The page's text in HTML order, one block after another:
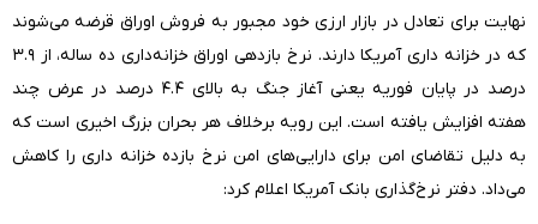
نهایت برای تعادل در بازار ارزی خود مجبور به فروش اوراق قرضه می‌شوند
که در خزانه داری آمریکا دارند. نرخ بازدهی اوراق خزانه‌داری ده ساله، از ۳.۹
درصد در پایان فوریه یعنی آغاز جنگ به بالای ۴.۴ درصد در عرض چند
هفته افزایش یافته است. این رویه برخلاف هر بحران بزرگ اخیری است که
به دلیل تقاضای امن برای دارایی‌های امن نرخ بازده خزانه داری را کاهش
می‌داد. دفتر نرخ‌گذاری بانک آمریکا اعلام کرد: